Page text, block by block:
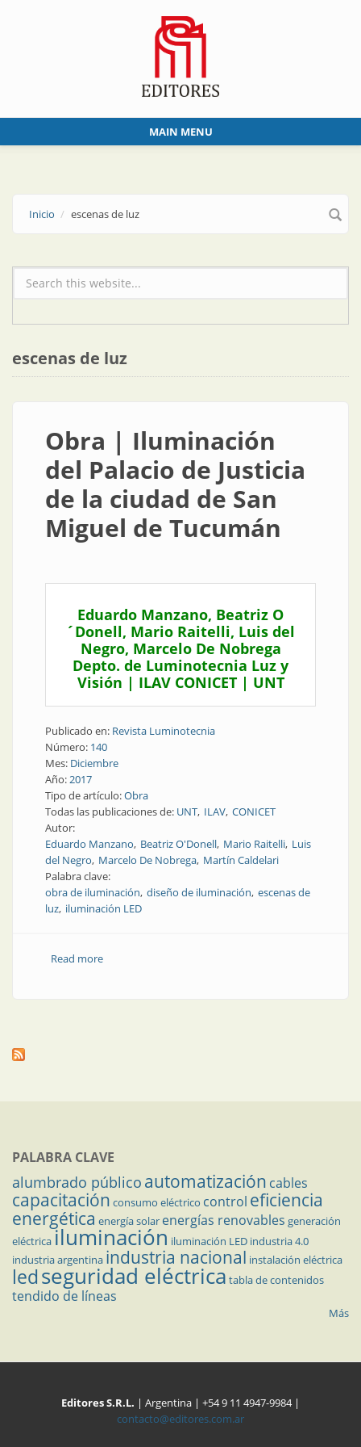
MAIN MENU
Inicio escenas de luz
Formulario de búsqueda
escenas de luz
Obra | Iluminación
del Palacio de Justicia
de la ciudad de San
Miguel de Tucumán
Eduardo Manzano, Beatriz O
´Donell, Mario Raitelli, Luis del
Negro, Marcelo De Nobrega
Depto. de Luminotecnia Luz y
Visión | ILAV CONICET | UNT
Publicado en: Revista Luminotecnia
Número: 140
Mes: Diciembre
Año:2017
Tipo de artículo:Obra
Todas las publicaciones de: UNT ILAV CONICET
Autor:
Eduardo Manzano Beatriz O'Donell Mario Raitelli Luis
del Negro Marcelo De Nobrega Martín Caldelari
Palabra clave:
obra de iluminación diseño de iluminación escenas de
luz iluminación LED
Read moreabout Obra | Iluminación del Palacio de Justicia de la
PALABRA CLAVE
alumbrado público automatización cables
capacitación consumo eléctrico control eficiencia
energética energía solar energías renovables generación
eléctricailuminación iluminación LED industria 4.0
industria argentina industria nacional instalación eléctrica
ledseguridad eléctrica tabla de contenidos
tendido de líneas
Más
Editores S.R.L. | Argentina | +54 9 11 4947-9984 |
contacto@editores.com.ar